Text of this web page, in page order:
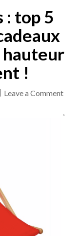
: top 5
hauteur
!
Leave a Commenton